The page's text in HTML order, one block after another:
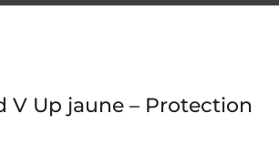
V Up jaune – Protection